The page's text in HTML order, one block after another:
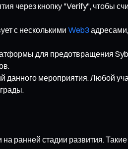
через кнопку "Verify", чтобы
с несколькими Web3
для предотвращения
данного мероприятия. Любой
ранней стадии развития.